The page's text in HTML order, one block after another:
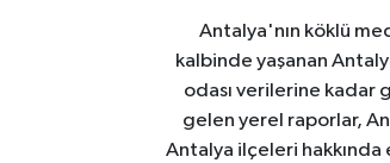
Antalya'nın köklü
kalbinde yaşanan
odası verilerine kadar
gelen yerel raporlar,
Antalya ilçeleri hakkında